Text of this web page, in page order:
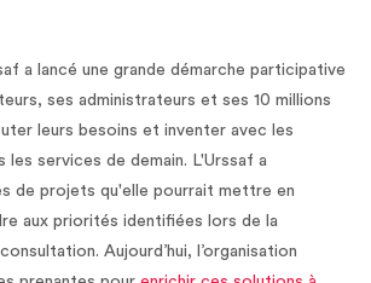
a lancé une grande démarche participative
ses administrateurs et ses 10 millions
leurs besoins et inventer avec les
les services de demain. L'Urssaf a
de projets qu'elle pourrait mettre en
aux priorités identifiées lors de la
Aujourd’hui, l’organisation